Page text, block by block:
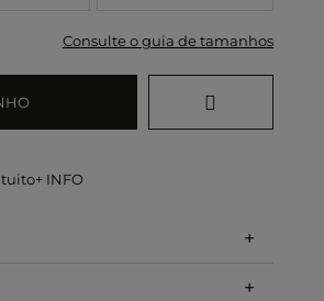
Consulte o guia de tamanhos
+ INFO
+
+